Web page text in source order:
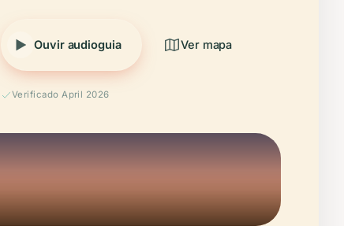
Ouvir audioguia Ver mapa
Verificado April 2026